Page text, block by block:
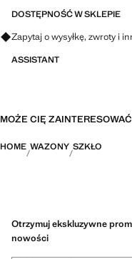
DOSTĘPNOŚĆ W SKLEPIE
Zapytaj o wysyłkę, zwroty i
ASSISTANT
MOŻE CIĘ ZAINTERESOWAĆ
HOME WAZONY SZKŁO
Otrzymuj ekskluzywne
nowości